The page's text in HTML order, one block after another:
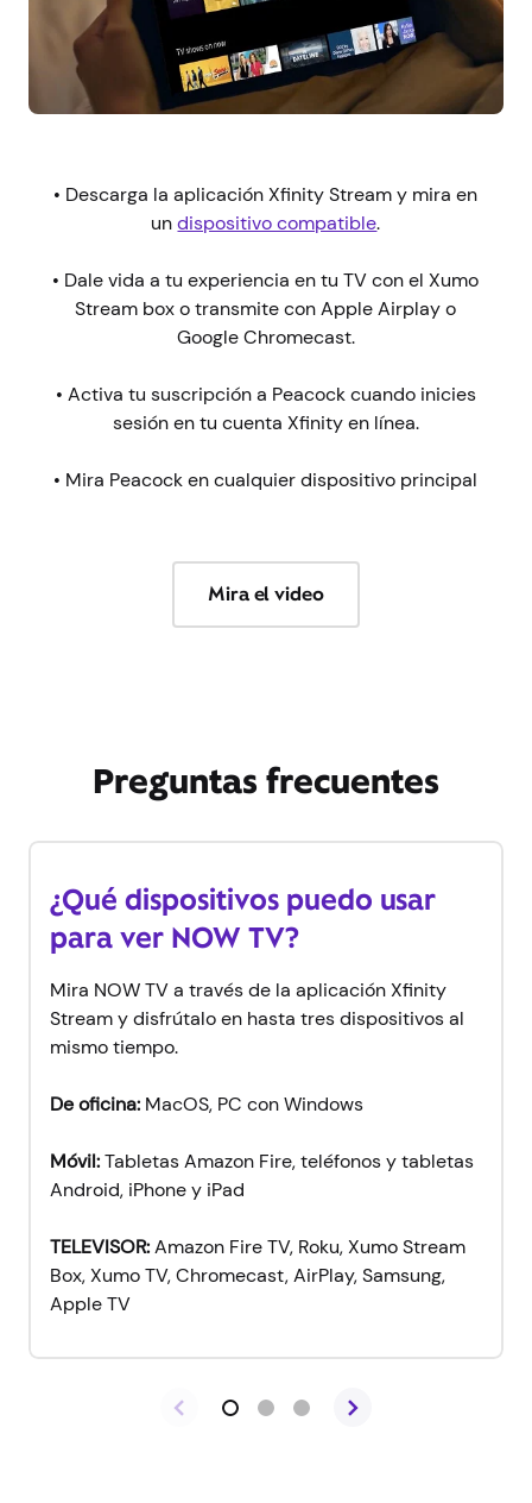
• Descarga la aplicación Xfinity Stream y mira en
undispositivo compatible.
• Dale vida a tu experiencia en tu TV con el Xumo
Stream box o transmite con Apple Airplay o
Google Chromecast.
• Activa tu suscripción a Peacock cuando inicies
sesión en tu cuenta Xfinity en línea.
• Mira Peacock en cualquier dispositivo principal
Mira el video
Preguntas frecuentes
¿Qué dispositivos puedo usar
para ver NOW TV?
Mira NOW TV a través de la aplicación Xfinity
Stream y disfrútalo en hasta tres dispositivos al
mismo tiempo.
De oficina: MacOS, PC con Windows
Móvil:Tabletas Amazon Fire, teléfonos y tabletas
Android, iPhone y iPad
TELEVISOR:Amazon Fire TV, Roku, Xumo Stream
Box, Xumo TV, Chromecast, AirPlay, Samsung,
Apple TV